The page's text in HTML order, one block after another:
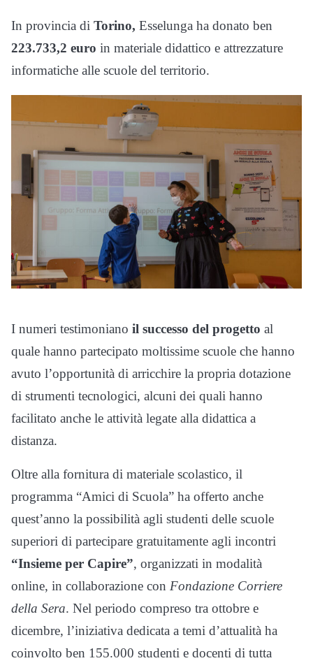
In provincia di Torino, Esselunga ha donato ben
223.733,2 euro in materiale didattico e attrezzature
informatiche alle scuole del territorio.
I numeri testimoniano il successo del progetto al
quale hanno partecipato moltissime scuole che hanno
avuto l’opportunità di arricchire la propria dotazione
di strumenti tecnologici, alcuni dei quali hanno
facilitato anche le attività legate alla didattica a
distanza.
Oltre alla fornitura di materiale scolastico, il
programma “Amici di Scuola” ha offerto anche
quest’anno la possibilità agli studenti delle scuole
superiori di partecipare gratuitamente agli incontri
“Insieme per Capire”, organizzati in modalità
online, in collaborazione con Fondazione Corriere
della Sera. Nel periodo compreso tra ottobre e
dicembre, l’iniziativa dedicata a temi d’attualità ha
coinvolto ben 155.000 studenti e docenti di tutta